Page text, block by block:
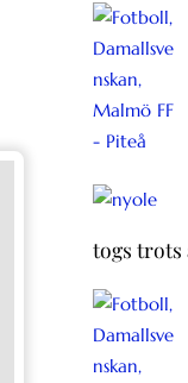
togs trots